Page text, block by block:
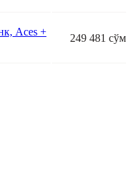
Aces +
249 481 сўм